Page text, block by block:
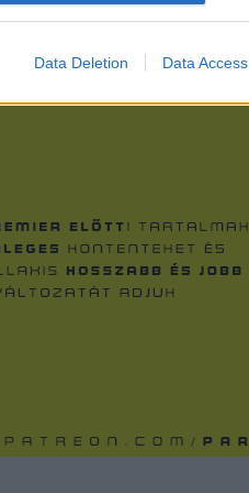
Data Deletion Data Access